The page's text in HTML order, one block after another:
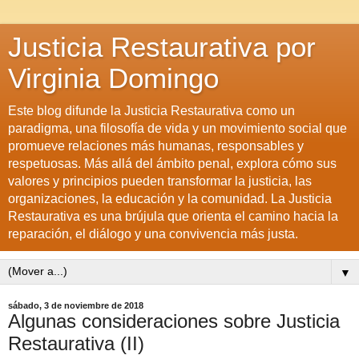
Justicia Restaurativa por
Virginia Domingo
Este blog difunde la Justicia Restaurativa como un
paradigma, una filosofía de vida y un movimiento social que
promueve relaciones más humanas, responsables y
respetuosas. Más allá del ámbito penal, explora cómo sus
valores y principios pueden transformar la justicia, las
organizaciones, la educación y la comunidad. La Justicia
Restaurativa es una brújula que orienta el camino hacia la
reparación, el diálogo y una convivencia más justa.
▼
sábado, 3 de noviembre de 2018
Algunas consideraciones sobre Justicia
Restaurativa (II)